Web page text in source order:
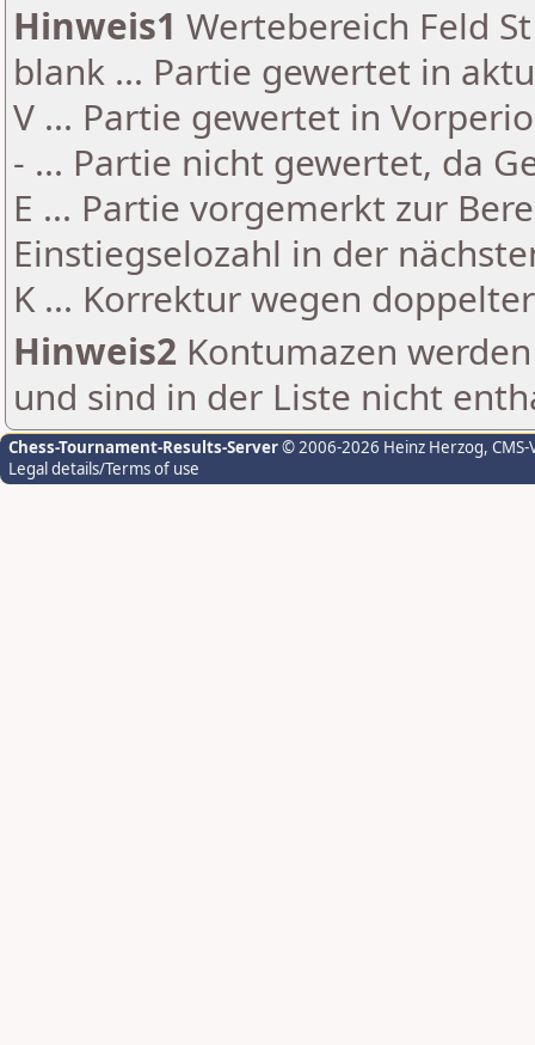
Hinweis1 Wertebereich Feld
blank ... Partie gewertet in
V ... Partie gewertet in
- ... Partie nicht gewertet, da
E ... Partie vorgemerkt zur
Einstiegselozahl in der
K ... Korrektur wegen
Hinweis2 Kontumazen
und sind in der Liste nicht
Chess-Tournament-Results-Server© 2006-2026 Heinz Herzog,
Legal details/Terms of use